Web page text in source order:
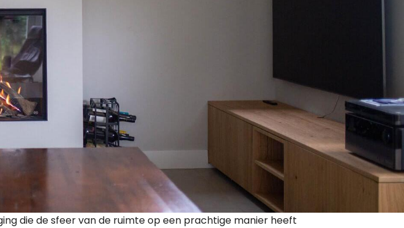
die de sfeer van de ruimte op een prachtige manier heeft